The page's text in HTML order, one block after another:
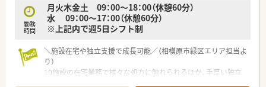
勤務
時間
月火木金土 09：00～18：00（休憩60分）
水 09：00～17：00（休憩60分）
※上記内で週5日シフト制
＼施設在宅や独立支援で成長可能／（相模原市緑区エリア担当よ
り）
10施設の在宅業務で様々な処方に触れられるほか、手厚い独立